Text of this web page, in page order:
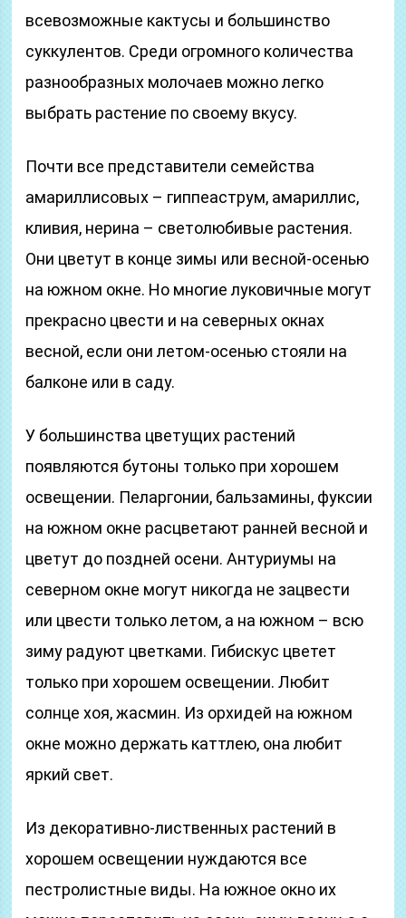
всевозможные кактусы и большинство
суккулентов. Среди огромного количества
разнообразных молочаев можно легко
выбрать растение по своему вкусу.
Почти все представители семейства
амариллисовых – гиппеаструм, амариллис,
кливия, нерина – светолюбивые растения.
Они цветут в конце зимы или весной-осенью
на южном окне. Но многие луковичные могут
прекрасно цвести и на северных окнах
весной, если они летом-осенью стояли на
балконе или в саду.
У большинства цветущих растений
появляются бутоны только при хорошем
освещении. Пеларгонии, бальзамины, фуксии
на южном окне расцветают ранней весной и
цветут до поздней осени. Антуриумы на
северном окне могут никогда не зацвести
или цвести только летом, а на южном – всю
зиму радуют цветками. Гибискус цветет
только при хорошем освещении. Любит
солнце хоя, жасмин. Из орхидей на южном
окне можно держать каттлею, она любит
яркий свет.
Из декоративно-лиственных растений в
хорошем освещении нуждаются все
пестролистные виды. На южное окно их